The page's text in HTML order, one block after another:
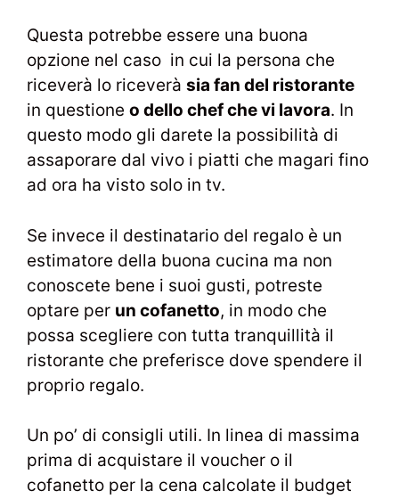
Questa potrebbe essere una buona
opzione nel caso in cui la persona che
riceverà lo riceverà sia fan del ristorante
in questione o dello chef che vi lavora. In
questo modo gli darete la possibilità di
assaporare dal vivo i piatti che magari fino
ad ora ha visto solo in tv.
Se invece il destinatario del regalo è un
estimatore della buona cucina ma non
conoscete bene i suoi gusti, potreste
optare per un cofanetto, in modo che
possa scegliere con tutta tranquillità il
ristorante che preferisce dove spendere il
proprio regalo.
Un po’ di consigli utili. In linea di massima
prima di acquistare il voucher o il
cofanetto per la cena calcolate il budget